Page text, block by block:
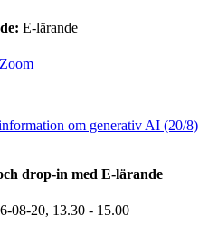
E-lärande
Zoom
om generativ AI (20/8)
drop-in med E-lärande
08-20, 13.30 - 15.00